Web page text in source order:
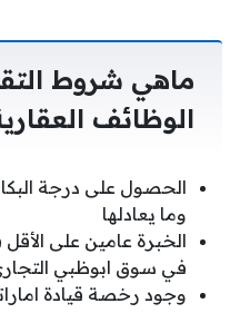
ماهي شروط
الوظائف
الحصول على درجة
وما يعادلها
الخبرة عامين على
في سوق ابوظبي
وجود رخصة قيادة